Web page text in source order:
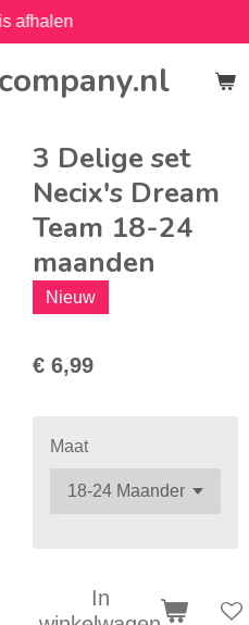
afhalen
3 Delige set
Necix's Dream
Team 18-24
maanden
Nieuw
€ 6,99
Maat
In